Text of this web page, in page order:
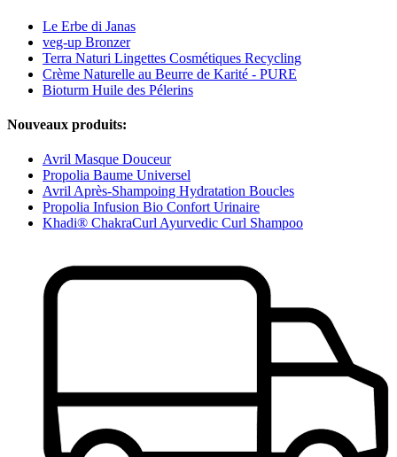
Le Erbe di Janas
veg-up Bronzer
Terra Naturi Lingettes Cosmétiques Recycling
Crème Naturelle au Beurre de Karité - PURE
Bioturm Huile des Pélerins
Nouveaux produits:
Avril Masque Douceur
Propolia Baume Universel
Avril Après-Shampoing Hydratation Boucles
Propolia Infusion Bio Confort Urinaire
Khadi® ChakraCurl Ayurvedic Curl Shampoo